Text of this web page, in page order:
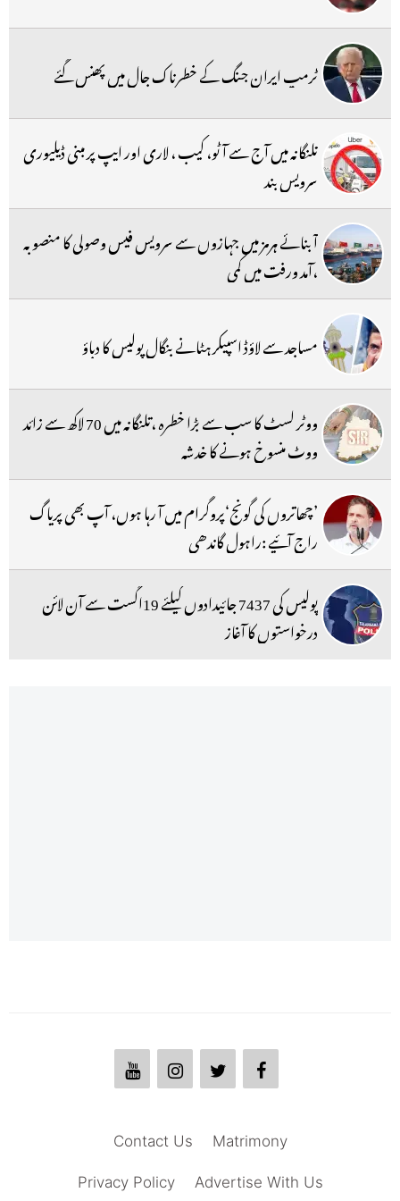
ٹرمپ ایران جنگ کے خطرناک جال میں پھنس گئے
تلنگانہ میں آج سے آٹو، کیب ، لاری اور ایپ پر مبنی ڈیلیوری
سرویس بند
آبنائے ہرمز میں جہازوں سے سرویس فیس وصولی کا منصوبہ
،آمد ورفت میں کمی
مساجد سے لاؤڈ اسپیکر ہٹانے بنگال پولیس کا دباؤ
ووٹر لسٹ کا سب سے بڑا خطرہ ،تلنگانہ میں 70 لاکھ سے زائد
ووٹ منسوخ ہونے کا خدشہ
’چھاتروں کی گونج‘پروگرام میں آ رہا ہوں، آپ بھی پریاگ
راج آئیے :راہول گاندھی
پولیس کی 7437 جائیدادوں کیلئے 19اگست سے آن لائن
درخواستوں کا آغاز
Matrimony
Contact Us
Advertise With Us
Privacy Policy